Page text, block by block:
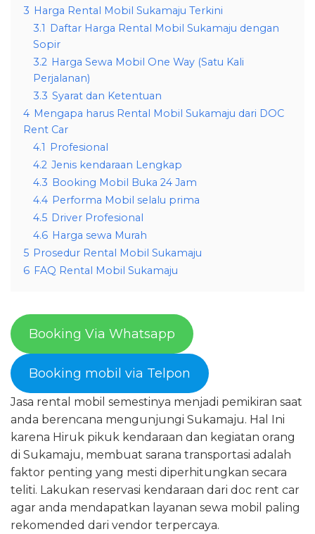
3 Harga Rental Mobil Sukamaju Terkini
3.1 Daftar Harga Rental Mobil Sukamaju dengan
Sopir
3.2 Harga Sewa Mobil One Way (Satu Kali
Perjalanan)
3.3 Syarat dan Ketentuan
4 Mengapa harus Rental Mobil Sukamaju dari DOC
Rent Car
4.1 Profesional
4.2 Jenis kendaraan Lengkap
4.3 Booking Mobil Buka 24 Jam
4.4 Performa Mobil selalu prima
4.5 Driver Profesional
4.6 Harga sewa Murah
5 Prosedur Rental Mobil Sukamaju
6 FAQ Rental Mobil Sukamaju
Booking Via Whatsapp
Booking mobil via Telpon
Jasa rental mobil semestinya menjadi pemikiran saat
anda berencana mengunjungi Sukamaju. Hal Ini
karena Hiruk pikuk kendaraan dan kegiatan orang
di Sukamaju, membuat sarana transportasi adalah
faktor penting yang mesti diperhitungkan secara
teliti. Lakukan reservasi kendaraan dari doc rent car
agar anda mendapatkan layanan sewa mobil paling
rekomended dari vendor terpercaya.